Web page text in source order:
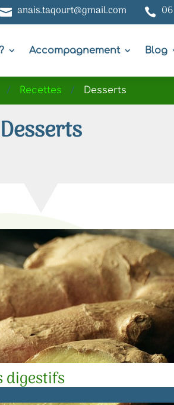
 anais.taqourt@gmail.com 
Accompagnement Blog
/ Recettes / Desserts
Desserts
digestifs